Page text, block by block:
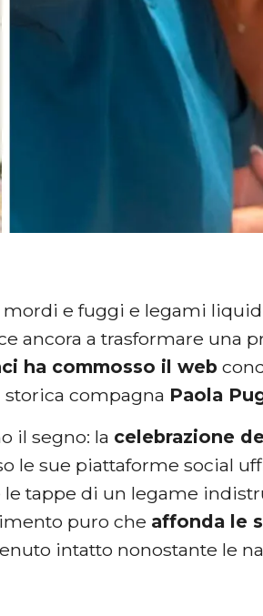
mordi e fuggi e legami
ancora a trasformare una
ha commosso il web
compagna Paola
il segno: la celebrazione
le sue piattaforme social
tappe di un legame
puro che affonda le
intatto nonostante le